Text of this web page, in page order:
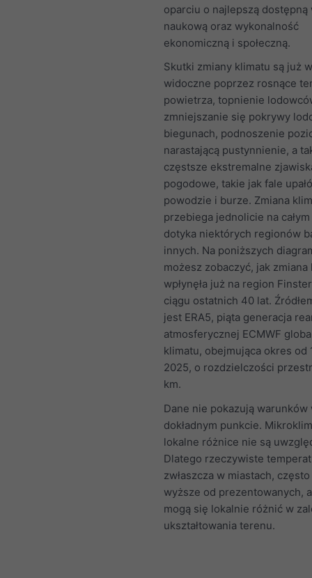
oparciu o najlepszą dostępną
naukową oraz wykonalność
ekonomiczną i społeczną.
Skutki zmiany klimatu są już
widoczne poprzez rosnące
powietrza, topnienie
zmniejszanie się pokrywy
biegunach, podnoszenie
narastającą pustynnienie, a
częstsze ekstremalne
pogodowe, takie jak fale
powodzie i burze. Zmiana
przebiega jednolicie na
dotyka niektórych regionów
innych. Na poniższych
możesz zobaczyć, jak zmiana
wpłynęła już na region
ciągu ostatnich 40 lat.
jest ERA5, piąta generacja
atmosferycznej ECMWF
klimatu, obejmująca okres od
2025, o rozdzielczości
km.
Dane nie pokazują warunków
dokładnym punkcie.
lokalne różnice nie są
Dlatego rzeczywiste
zwłaszcza w miastach,
wyższe od prezentowanych,
mogą się lokalnie różnić w
ukształtowania terenu.